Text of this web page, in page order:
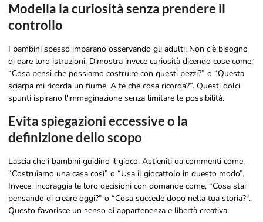
Modella la curiosità senza prendere il
controllo
I bambini spesso imparano osservando gli adulti. Non c'è bisogno
di dare loro istruzioni. Dimostra invece curiosità dicendo cose come:
“Cosa pensi che possiamo costruire con questi pezzi?” o “Questa
sciarpa mi ricorda un fiume. A te che cosa ricorda?”. Questi dolci
spunti ispirano l'immaginazione senza limitare le possibilità.
Evita spiegazioni eccessive o la
definizione dello scopo
Lascia che i bambini guidino il gioco. Astieniti da commenti come,
“Costruiamo una casa così” o “Usa il giocattolo in questo modo”.
Invece, incoraggia le loro decisioni con domande come, “Cosa stai
pensando di creare oggi?” o “Cosa succede dopo nella tua storia?”.
Questo favorisce un senso di appartenenza e libertà creativa.